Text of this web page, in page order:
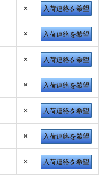
× 入荷連絡を希望
× 入荷連絡を希望
× 入荷連絡を希望
× 入荷連絡を希望
× 入荷連絡を希望
× 入荷連絡を希望
× 入荷連絡を希望